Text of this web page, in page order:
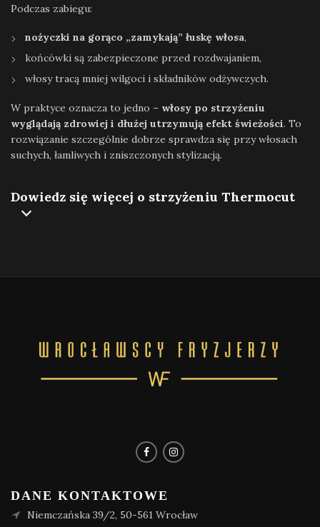
Podczas zabiegu:
nożyczki na gorąco „zamykają” łuskę włosa,
końcówki są zabezpieczone przed rozdwajaniem,
włosy tracą mniej wilgoci i składników odżywczych.
W praktyce oznacza to jedno – włosy po strzyżeniu
wyglądają zdrowiej i dłużej utrzymują efekt świeżości. To
rozwiązanie szczególnie dobrze sprawdza się przy włosach
suchych, łamliwych i zniszczonych stylizacją.
Dowiedz się więcej o strzyżeniu Thermocut
DANE KONTAKTOWE
Niemczańska 39/2, 50-561 Wrocław